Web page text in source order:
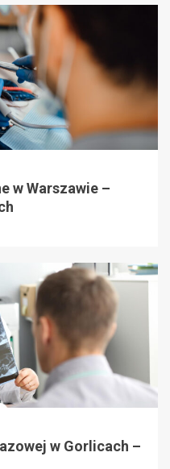
w Warszawie –
w Gorlicach –